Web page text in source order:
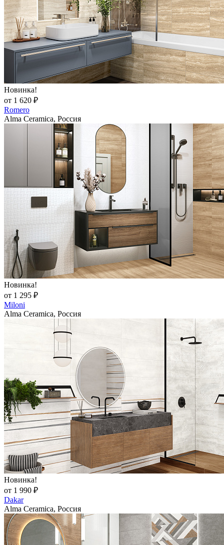
Новинка!
от 1 620 ₽
Romero
Alma Ceramica, Россия
Новинка!
от 1 295 ₽
Miloni
Alma Ceramica, Россия
Новинка!
от 1 990 ₽
Dakar
Alma Ceramica, Россия